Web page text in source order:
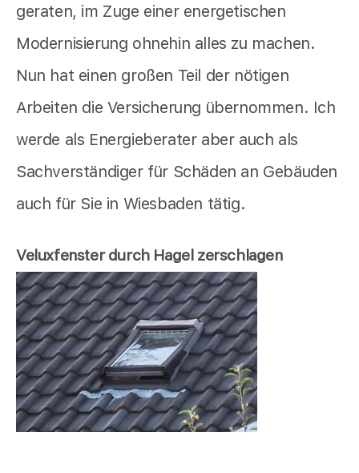
geraten, im Zuge einer energetischen
Modernisierung ohnehin alles zu machen.
Nun hat einen großen Teil der nötigen
Arbeiten die Versicherung übernommen. Ich
werde als Energieberater aber auch als
Sachverständiger für Schäden an Gebäuden
auch für Sie in Wiesbaden tätig.
Veluxfenster durch Hagel zerschlagen